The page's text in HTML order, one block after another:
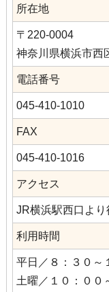
所在地
〒220-0004
神奈川県横浜市西
電話番号
045-410-1010
FAX
045-410-1016
アクセス
JR横浜駅西口より
利用時間
平日／８：３０～
土曜／１０：００